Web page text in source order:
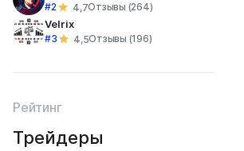
#2 4,7Отзывы (264)
Velrix
#3 4,5Отзывы (196)
Рейтинг
Трейдеры